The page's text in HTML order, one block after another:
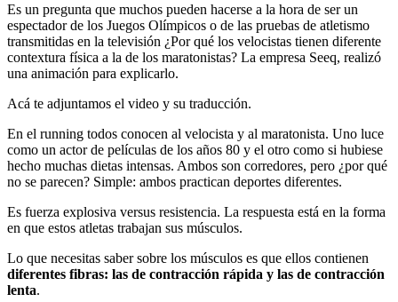
Es un pregunta que muchos pueden hacerse a la hora de ser un
espectador de los Juegos Olímpicos o de las pruebas de atletismo
transmitidas en la televisión ¿Por qué los velocistas tienen diferente
contextura física a la de los maratonistas? La empresa Seeq, realizó
una animación para explicarlo.
Acá te adjuntamos el video y su traducción.
En el running todos conocen al velocista y al maratonista. Uno luce
como un actor de películas de los años 80 y el otro como si hubiese
hecho muchas dietas intensas. Ambos son corredores, pero ¿por qué
no se parecen? Simple: ambos practican deportes diferentes.
Es fuerza explosiva versus resistencia. La respuesta está en la forma
en que estos atletas trabajan sus músculos.
Lo que necesitas saber sobre los músculos es que ellos contienen
diferentes fibras: las de contracción rápida y las de contracción
lenta.